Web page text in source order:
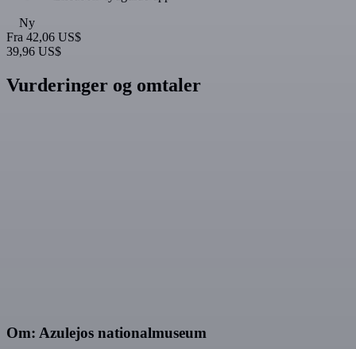
Ny
Fra 42,06 US$
39,96 US$
Vurderinger og omtaler
Om: Azulejos nationalmuseum